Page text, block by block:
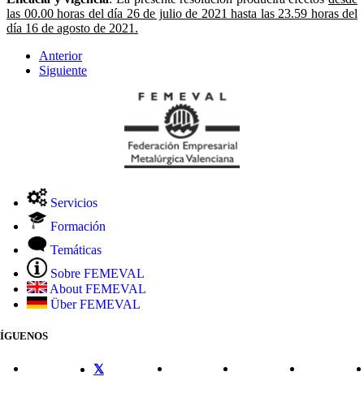
las 00.00 horas del día 26 de julio de 2021 hasta las 23.59 horas del
día 16 de agosto de 2021.
Anterior
Siguiente
Servicios
Formación
Temáticas
Sobre FEMEVAL
About FEMEVAL
Über FEMEVAL